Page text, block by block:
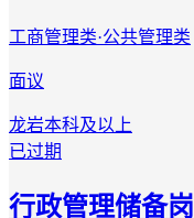
工商管理类·公共管理类
面议
龙岩本科及以上
已过期
行政管理储备岗